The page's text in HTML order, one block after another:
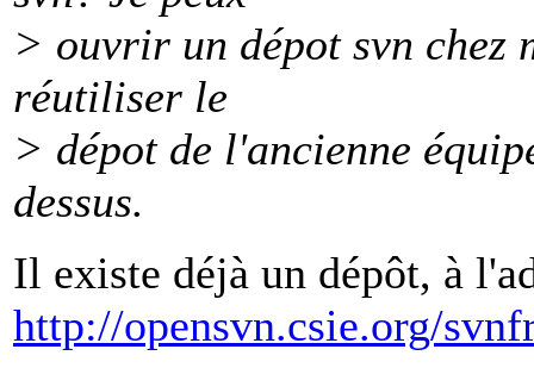
> ouvrir un dépot svn chez
réutiliser le
> dépot de l'ancienne
dessus.
Il existe déjà un dépôt, à
http://opensvn.csie.org/